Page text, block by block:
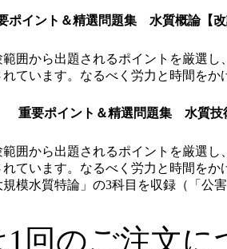
ポイント＆精選問題集 水質概論【
囲から出題されるポイントを厳選
ています。なるべく労力と時間を
重要ポイント＆精選問題集 水質技
囲から出題されるポイントを厳選
ています。なるべく労力と時間を
模水質特論」の3科目を収録（「公
回のご注文に